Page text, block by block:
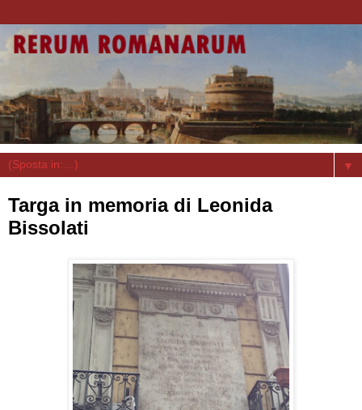
▼
Targa in memoria di Leonida
Bissolati